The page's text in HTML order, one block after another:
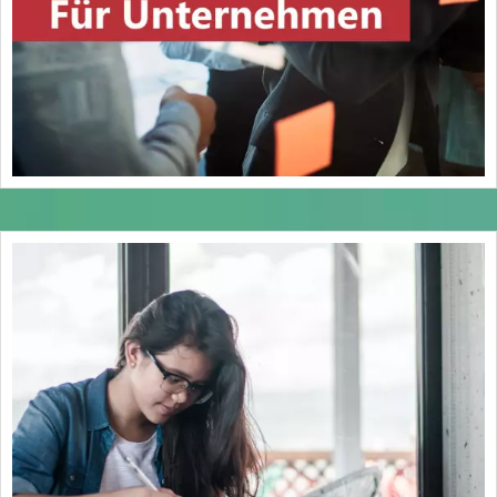
verbunden werden.
Dies ist inhaltsgleich für
Handwerksberufe in § 27b
Handwerksordnung (HwO) geregelt.
Weiterhin gibt es den § 8 BBiG zur
Verkürzung oder Verlängerung der
Ausbildungsdauer:
„(1) Auf gemeinsamen Antrag der